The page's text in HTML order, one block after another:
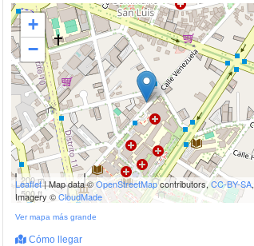
+
−
200 m
500 ft
Leaflet| Map data ©OpenStreetMapcontributors,CC-BY-SA,
Imagery ©CloudMade
Ver mapa más grande
Cómo llegar